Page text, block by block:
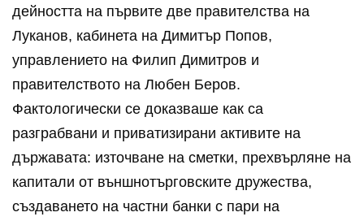
дейността на първите две правителства на
Луканов, кабинета на Димитър Попов,
управлението на Филип Димитров и
правителството на Любен Беров.
Фактологически се доказваше как са
разграбвани и приватизирани активите на
държавата: източване на сметки, прехвърляне на
капитали от външнотърговските дружества,
създаването на частни банки с пари на